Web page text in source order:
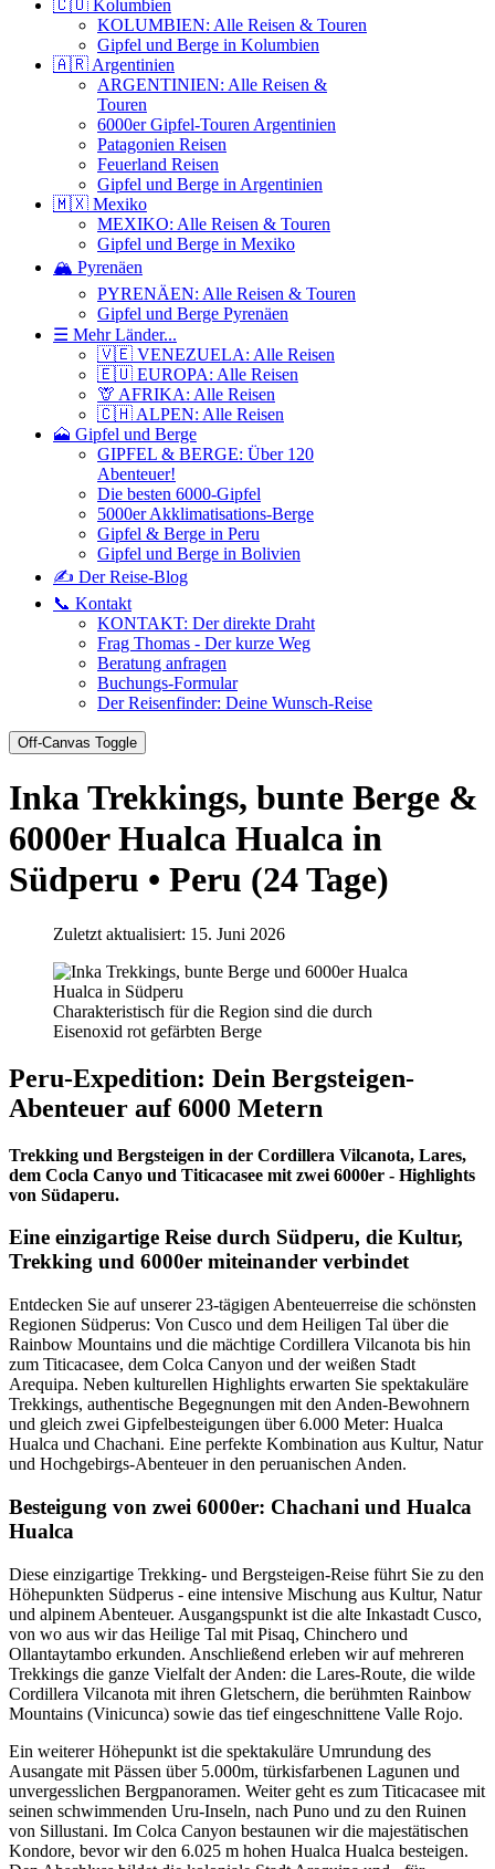
🇨🇴 Kolumbien
KOLUMBIEN: Alle Reisen & Touren
Gipfel und Berge in Kolumbien
🇦🇷 Argentinien
ARGENTINIEN: Alle Reisen &
Touren
6000er Gipfel-Touren Argentinien
Patagonien Reisen
Feuerland Reisen
Gipfel und Berge in Argentinien
🇲🇽 Mexiko
MEXIKO: Alle Reisen & Touren
Gipfel und Berge in Mexiko
🏔️ Pyrenäen
PYRENÄEN: Alle Reisen & Touren
Gipfel und Berge Pyrenäen
☰ Mehr Länder...
🇻🇪 VENEZUELA: Alle Reisen
🇪🇺 EUROPA: Alle Reisen
🦒 AFRIKA: Alle Reisen
🇨🇭 ALPEN: Alle Reisen
🗻 Gipfel und Berge
GIPFEL & BERGE: Über 120
Abenteuer!
Die besten 6000-Gipfel
5000er Akklimatisations-Berge
Gipfel & Berge in Peru
Gipfel und Berge in Bolivien
✍️ Der Reise-Blog
📞 Kontakt
KONTAKT: Der direkte Draht
Frag Thomas - Der kurze Weg
Beratung anfragen
Buchungs-Formular
Der Reisenfinder: Deine Wunsch-Reise
Off-Canvas Toggle
Inka Trekkings, bunte Berge &
6000er Hualca Hualca in
Südperu • Peru (24 Tage)
Zuletzt aktualisiert: 15. Juni 2026
Charakteristisch für die Region sind die durch
Eisenoxid rot gefärbten Berge
Peru-Expedition: Dein Bergsteigen-
Abenteuer auf 6000 Metern
Trekking und Bergsteigen in der Cordillera Vilcanota, Lares,
dem Cocla Canyo und Titicacasee mit zwei 6000er - Highlights
von Südaperu.
Eine einzigartige Reise durch Südperu, die Kultur,
Trekking und 6000er miteinander verbindet
Entdecken Sie auf unserer 23-tägigen Abenteuerreise die schönsten
Regionen Südperus: Von Cusco und dem Heiligen Tal über die
Rainbow Mountains und die mächtige Cordillera Vilcanota bis hin
zum Titicacasee, dem Colca Canyon und der weißen Stadt
Arequipa. Neben kulturellen Highlights erwarten Sie spektakuläre
Trekkings, authentische Begegnungen mit den Anden-Bewohnern
und gleich zwei Gipfelbesteigungen über 6.000 Meter: Hualca
Hualca und Chachani. Eine perfekte Kombination aus Kultur, Natur
und Hochgebirgs-Abenteuer in den peruanischen Anden.
Besteigung von zwei 6000er: Chachani und Hualca
Hualca
Diese einzigartige Trekking- und Bergsteigen-Reise führt Sie zu den
Höhepunkten Südperus - eine intensive Mischung aus Kultur, Natur
und alpinem Abenteuer. Ausgangspunkt ist die alte Inkastadt Cusco,
von wo aus wir das Heilige Tal mit Pisaq, Chinchero und
Ollantaytambo erkunden. Anschließend erleben wir auf mehreren
Trekkings die ganze Vielfalt der Anden: die Lares-Route, die wilde
Cordillera Vilcanota mit ihren Gletschern, die berühmten Rainbow
Mountains (Vinicunca) sowie das tief eingeschnittene Valle Rojo.
Ein weiterer Höhepunkt ist die spektakuläre Umrundung des
Ausangate mit Pässen über 5.000m, türkisfarbenen Lagunen und
unvergesslichen Bergpanoramen. Weiter geht es zum Titicacasee mit
seinen schwimmenden Uru-Inseln, nach Puno und zu den Ruinen
von Sillustani. Im Colca Canyon bestaunen wir die majestätischen
Kondore, bevor wir den 6.025 m hohen Hualca Hualca besteigen.